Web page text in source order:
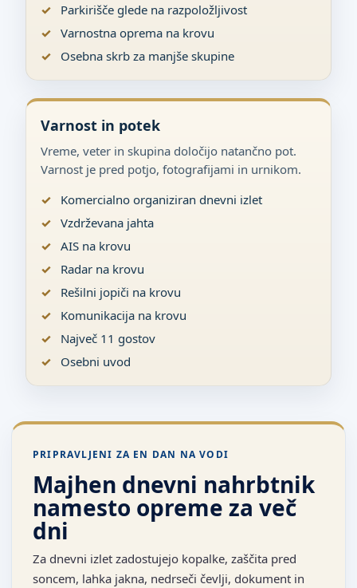
Parkirišče glede na razpoložljivost
Varnostna oprema na krovu
Osebna skrb za manjše skupine
Varnost in potek
Vreme, veter in skupina določijo natančno pot.
Varnost je pred potjo, fotografijami in urnikom.
Komercialno organiziran dnevni izlet
Vzdrževana jahta
AIS na krovu
Radar na krovu
Rešilni jopiči na krovu
Komunikacija na krovu
Največ 11 gostov
Osebni uvod
PRIPRAVLJENI ZA EN DAN NA VODI
Majhen dnevni nahrbtnik
namesto opreme za več
dni
Za dnevni izlet zadostujejo kopalke, zaščita pred
soncem, lahka jakna, nedrseči čevlji, dokument in